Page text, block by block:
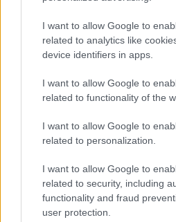
I want to allow Google to
related to analytics like
device identifiers in apps.
I want to allow Google to
related to functionality of the
I want to allow Google to
related to personalization.
I want to allow Google to
related to security, including
functionality and fraud
user protection.
ΚΥΚΛΑΔΕΣ, ΚΡΗΤΗ
Καιρός: Νεφώσεις
τοπικές βροχές και
Στη δυτική και την
βελτίωση από το
στρεφόμενοι γρήγορα σε
με 5 μποφόρ.
Θερμοκρασία: Από 11
Κελσίου.
ΝΗΣΙΑ ΑΝΑΤΟΛΙΚΟΥ